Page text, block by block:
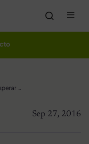
Perro muere después de esperar por más de un año a su familia en el mismo lugar donde lo abandonaron
Sep 27, 2016